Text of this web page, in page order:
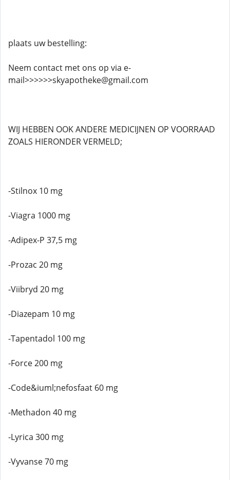
plaats uw bestelling:
Neem contact met ons op via e-
mail>>>>>>skyapotheke@gmail.com
WIJ HEBBEN OOK ANDERE MEDICIJNEN OP VOORRAAD
ZOALS HIERONDER VERMELD;
-Stilnox 10 mg
-Viagra 1000 mg
-Adipex-P 37,5 mg
-Prozac 20 mg
-Viibryd 20 mg
-Diazepam 10 mg
-Tapentadol 100 mg
-Force 200 mg
-Code&iuml;nefosfaat 60 mg
-Methadon 40 mg
-Lyrica 300 mg
-Vyvanse 70 mg